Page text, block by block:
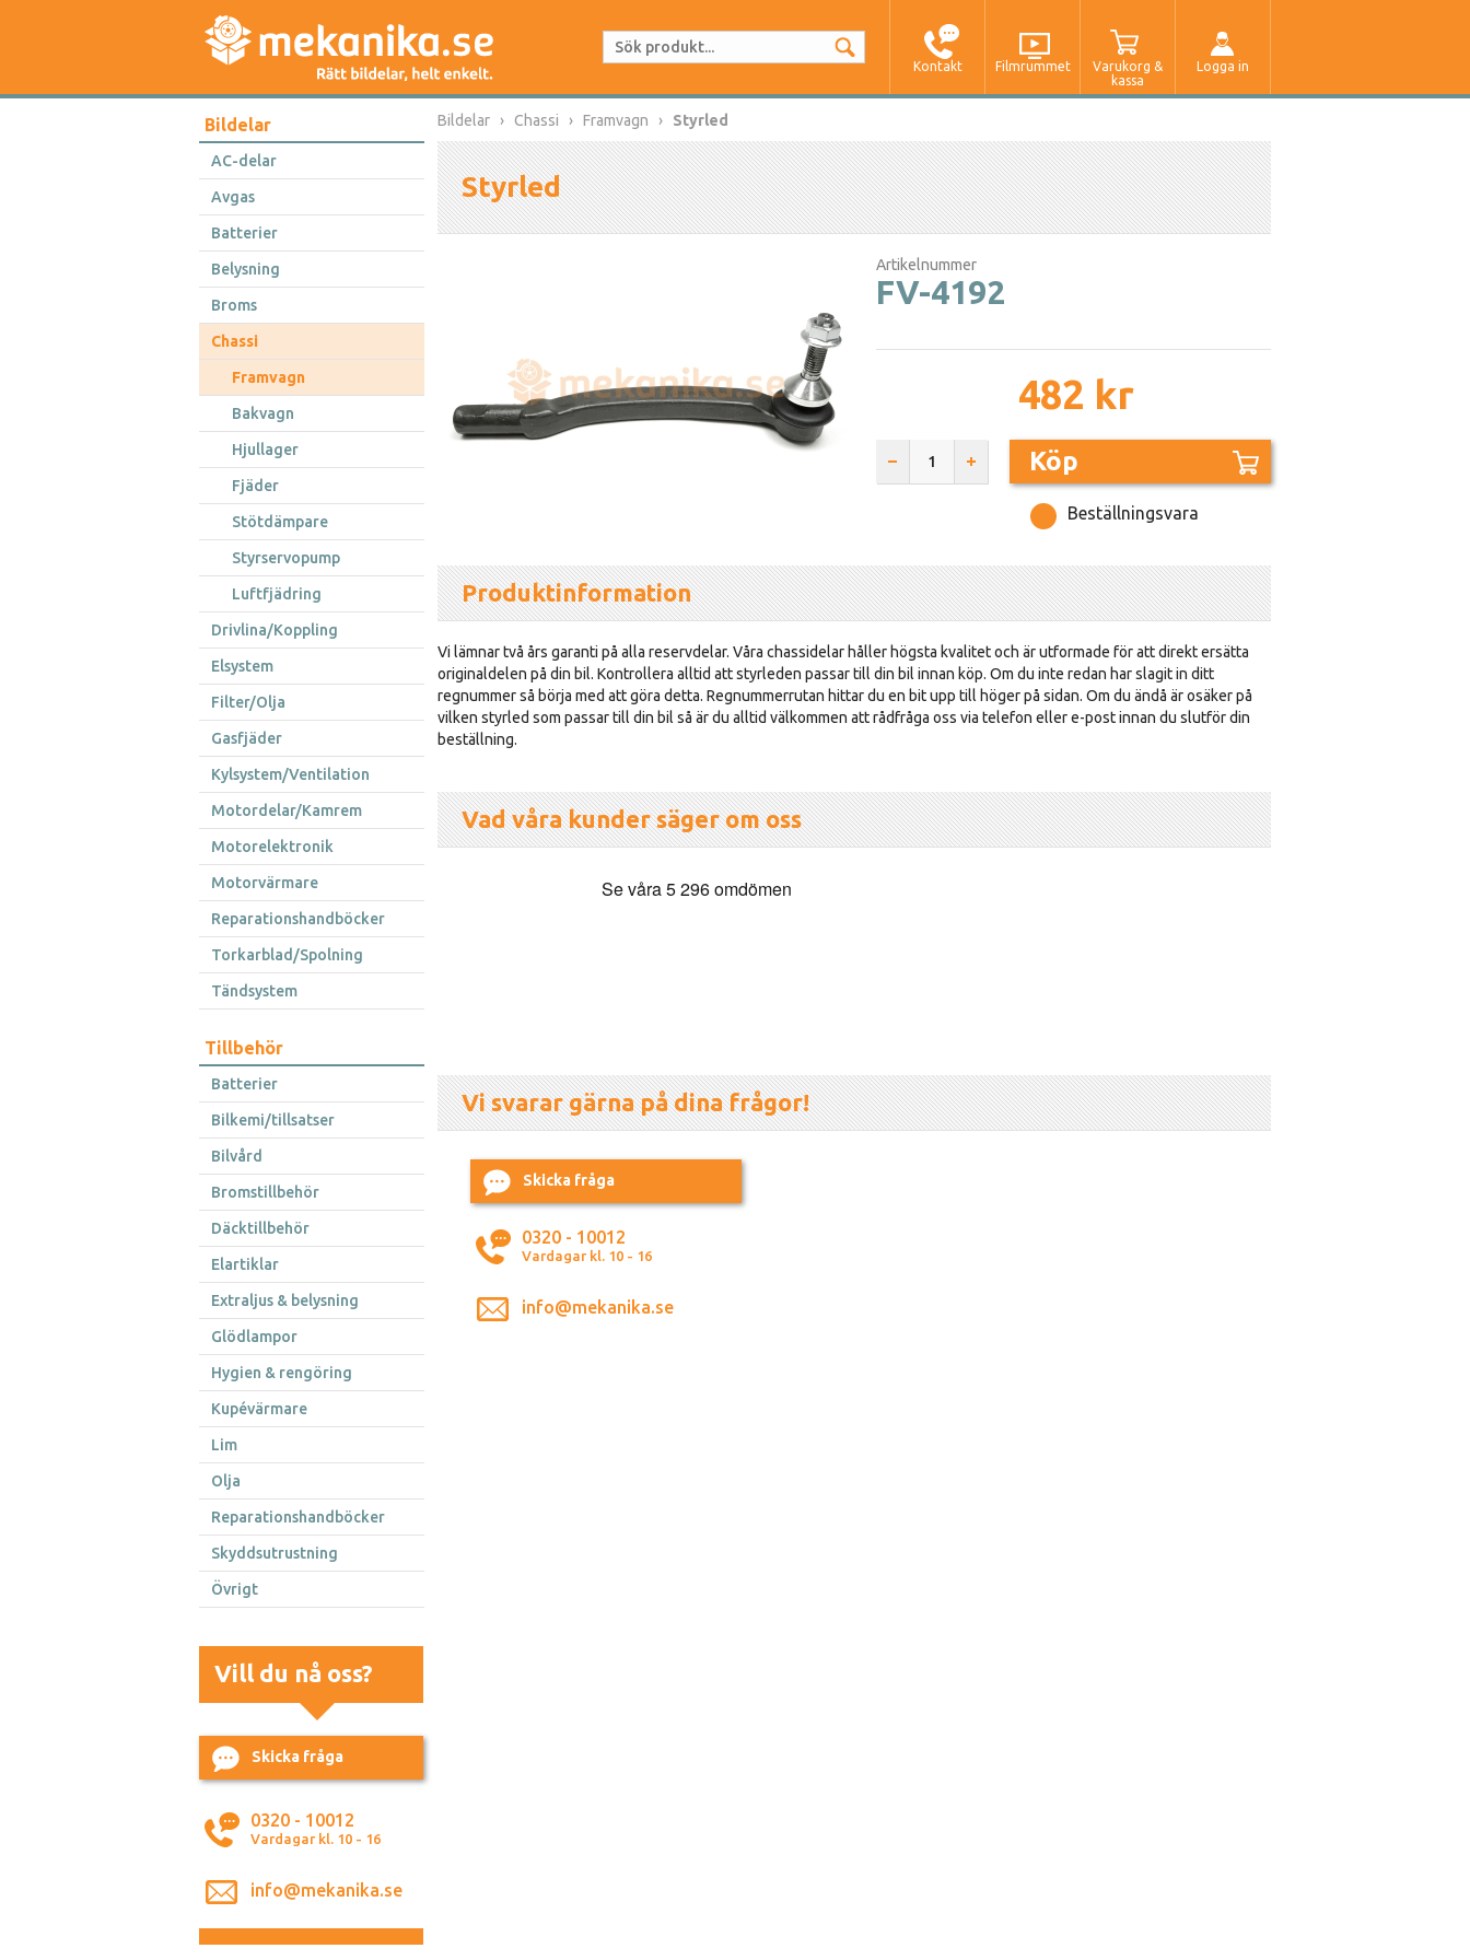
Kontakt Filmrummet
Varukorg &
kassa
Logga in
Bildelar
AC-delar
Avgas
Batterier
Belysning
Broms
Chassi
Framvagn
Bakvagn
Hjullager
Fjäder
Stötdämpare
Styrservopump
Luftfjädring
Drivlina/Koppling
Elsystem
Filter/Olja
Gasfjäder
Kylsystem/Ventilation
Motordelar/Kamrem
Motorelektronik
Motorvärmare
Reparationshandböcker
Torkarblad/Spolning
Tändsystem
Tillbehör
Batterier
Bilkemi/tillsatser
Bilvård
Bromstillbehör
Däcktillbehör
Elartiklar
Extraljus & belysning
Glödlampor
Hygien & rengöring
Kupévärmare
Lim
Olja
Reparationshandböcker
Skyddsutrustning
Övrigt
Vill du nå oss?
Skicka fråga
0320 - 10012
Vardagar kl. 10 - 16
info@mekanika.se
Bildelar Chassi Framvagn Styrled
Styrled
Artikelnummer
FV-4192
482 kr
Köp
Beställningsvara
Produktinformation
Vi lämnar två års garanti på alla reservdelar. Våra chassidelar håller högsta kvalitet och är utformade för att direkt ersätta
originaldelen på din bil. Kontrollera alltid att styrleden passar till din bil innan köp. Om du inte redan har slagit in ditt
regnummer så börja med att göra detta. Regnummerrutan hittar du en bit upp till höger på sidan. Om du ändå är osäker på
vilken styrled som passar till din bil så är du alltid välkommen att rådfråga oss via telefon eller e-post innan du slutför din
beställning.
Vad våra kunder säger om oss
Vi svarar gärna på dina frågor!
Skicka fråga
0320 - 10012
Vardagar kl. 10 - 16
info@mekanika.se